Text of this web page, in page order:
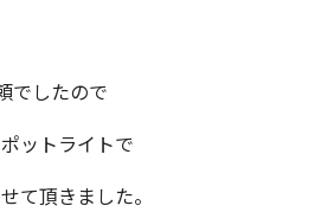
でしたので
ットライトで
て頂きました。